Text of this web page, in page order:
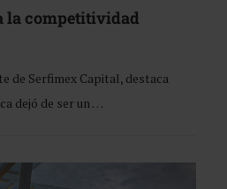
la competitividad
de Serfimex Capital, destaca
dejó de ser un …